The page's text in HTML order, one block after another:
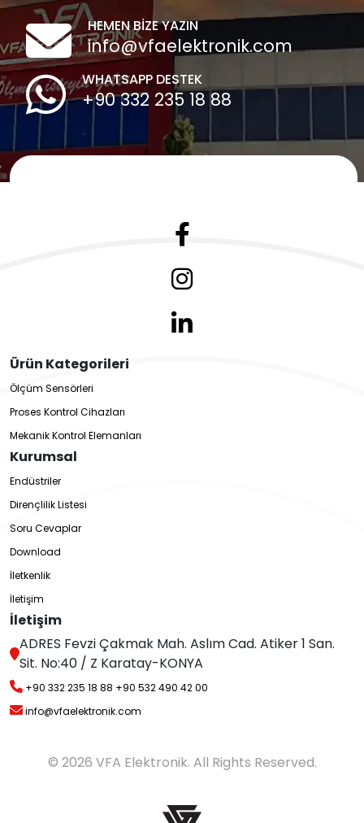
HEMEN BİZE YAZIN
info@vfaelektronik.com
WHATSAPP DESTEK
+90 332 235 18 88
Ürün Kategorileri
Ölçüm Sensörleri
Proses Kontrol Cihazları
Mekanik Kontrol Elemanları
Kurumsal
Endüstriler
Dirençlilik Listesi
Soru Cevaplar
Download
İletkenlik
İletişim
İletişim
ADRES Fevzi Çakmak Mah. Aslım Cad. Atiker 1 San.
Sit. No:40 / Z Karatay-KONYA
+90 332 235 18 88 +90 532 490 42 00
info@vfaelektronik.com
© 2026 VFA Elektronik. All Rights Reserved.